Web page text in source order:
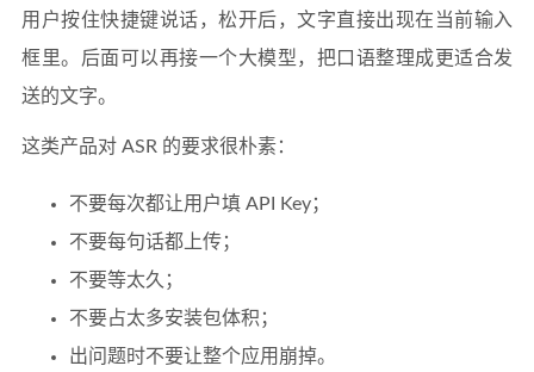
用户按住快捷键说话，松开后，文字直接出现在当前输入
框里。后面可以再接一个大模型，把口语整理成更适合发
送的文字。
这类产品对 ASR 的要求很朴素：
不要每次都让用户填 API Key；
不要每句话都上传；
不要等太久；
不要占太多安装包体积；
出问题时不要让整个应用崩掉。